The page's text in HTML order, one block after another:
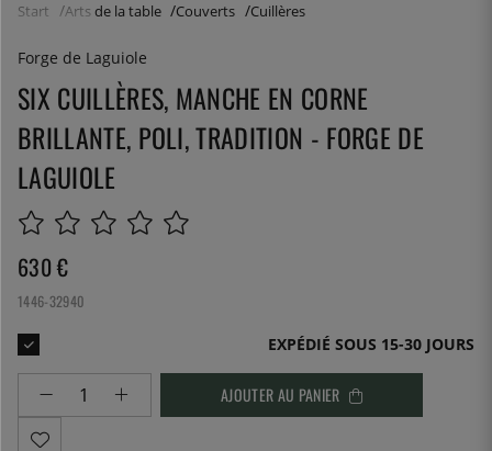
Start Arts de la table Couverts Cuillères
Forge de Laguiole
SIX CUILLÈRES, MANCHE EN CORNE
BRILLANTE, POLI, TRADITION - FORGE DE
LAGUIOLE
630 €
1446-32940
EXPÉDIÉ SOUS 15-30 JOURS
AJOUTER AU PANIER